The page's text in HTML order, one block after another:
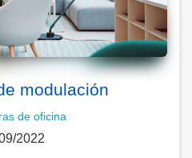
modulación
de oficina
2022